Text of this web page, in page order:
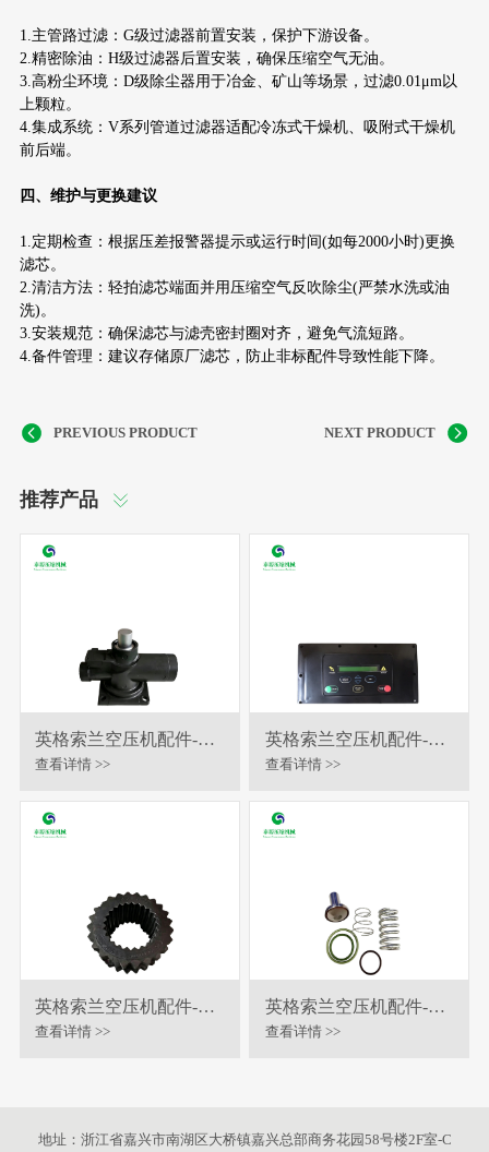
1.主管路过滤：G级过滤器前置安装，保护下游设备。
2.精密除油：H级过滤器后置安装，确保压缩空气无油。
3.高粉尘环境：D级除尘器用于冶金、矿山等场景，过滤0.01μm以
上颗粒。
4.集成系统：V系列管道过滤器适配冷冻式干燥机、吸附式干燥机
前后端。
四、维护与更换建议
1.定期检查：根据压差报警器提示或运行时间(如每2000小时)更换
滤芯。
2.清洁方法：轻拍滤芯端面并用压缩空气反吹除尘(严禁水洗或油
洗)。
3.安装规范：确保滤芯与滤壳密封圈对齐，避免气流短路。
4.备件管理：建议存储原厂滤芯，防止非标配件导致性能下降。
推荐产品
英格索兰空压机配件-进
气阀总成
查看详情 >>
英格索兰空压机配件-主
控面板显示器
查看详情 >>
英格索兰空压机配件-联
轴器
查看详情 >>
英格索兰空压机配件-进
气阀保养包
查看详情 >>
地址：浙江省嘉兴市南湖区大桥镇嘉兴总部商务花园58号楼2F室-C